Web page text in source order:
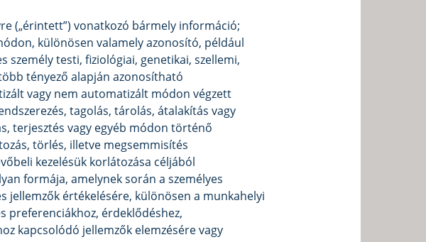
(„érintett”) vonatkozó bármely információ;
különösen valamely azonosító, például
személy testi, fiziológiai, genetikai, szellemi,
tényező alapján azonosítható
vagy nem automatizált módon végzett
tagolás, tárolás, átalakítás vagy
terjesztés vagy egyéb módon történő
törlés, illetve megsemmisítés
kezelésük korlátozása céljából
formája, amelynek során a személyes
jellemzők értékelésére, különösen a munkahelyi
preferenciákhoz, érdeklődéshez,
kapcsolódó jellemzők elemzésére vagy